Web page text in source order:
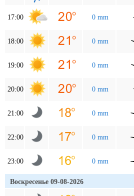
17:00 0 mm
18:00 0 mm
19:00 0 mm
20:00 0 mm
21:00 0 mm
22:00 0 mm
23:00 0 mm
Воскресенье 09-08-2026